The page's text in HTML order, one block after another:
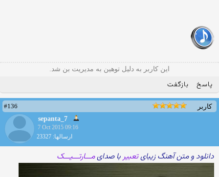
این کاربر به دلیل توهین به مدیریت بن شد.
پاسخ بازگفت
کاربر
#136
sepanta_7
7 Oct 2015 09:16
ارسالها: 23327
دانلود و متن آهنگ زیبایتعبیربا صدایمـــارتـــیـــک